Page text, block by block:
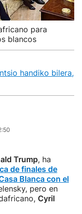
para
blancos
handiko bilera,
Trump, ha
de finales de
Blanca con el
pero en
Cyril